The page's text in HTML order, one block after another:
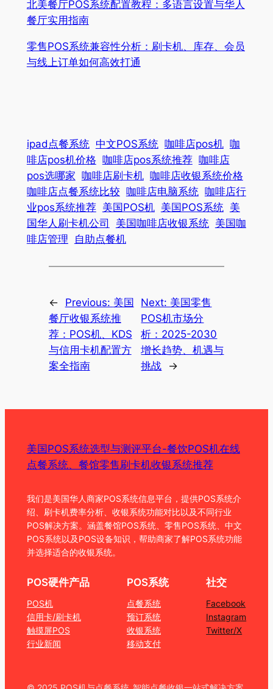
北美餐厅POS系统配置教程：多语言设置与华人
餐厅实用指南
零售POS系统兼容性分析：刷卡机、库存、会员
与线上订单如何高效打通
ipad点餐系统 中文POS系统 咖啡店pos机 咖
啡店pos机价格 咖啡店pos系统推荐 咖啡店
pos选哪家 咖啡店刷卡机 咖啡店收银系统价格
咖啡店点餐系统比较 咖啡店电脑系统 咖啡店行
业pos系统推荐 美国POS机 美国POS系统 美
国华人刷卡机公司
美国咖啡店收银系统 美国咖
啡店管理
自助点餐机
← Previous: 美国
餐厅收银系统推
荐：POS机、KDS
与信用卡机配置方
案全指南
Next: 美国零售
POS机市场分
析：2025-2030
增长趋势、机遇与
挑战
→
美国POS系统选型与测评平台-餐饮POS机在线
点餐系统、餐馆零售刷卡机收银系统推荐
我们是美国华人商家POS系统信息平台，提供POS系统介
绍、刷卡机费率分析、收银系统功能对比以及不同行业
POS解决方案。涵盖餐馆POS系统、零售POS系统、中文
POS系统以及POS设备知识，帮助商家了解POS系统功能
并选择适合的收银系统。
POS硬件产品
POS机
信用卡/刷卡机
触摸屏POS
行业新闻
POS系统
点餐系统
预订系统
收银系统
移动支付
社交
Facebook
Instagram
Twitter/X